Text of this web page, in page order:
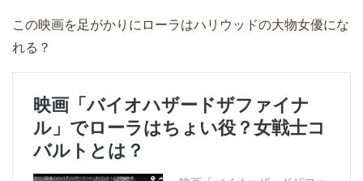
この映画を足がかりにローラはハリウッドの大物女優にな
れる？